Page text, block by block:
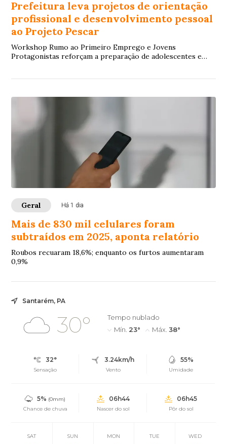
Prefeitura leva projetos de orientação
profissional e desenvolvimento pessoal
ao Projeto Pescar
Workshop Rumo ao Primeiro Emprego e Jovens
Protagonistas reforçam a preparação de adolescentes e
Geral Há 1 dia
Mais de 830 mil celulares foram
subtraídos em 2025, aponta relatório
Roubos recuaram 18,6%; enquanto os furtos aumentaram
0,9%
Santarém, PA
30°
Tempo nublado
Mín. 23° Máx. 38°
32°
Sensação
3.24km/h
Vento
55%
Umidade
5% (0mm)
Chance de chuva
06h44
Nascer do sol
06h45
Pôr do sol
SAT SUN MON TUE WED